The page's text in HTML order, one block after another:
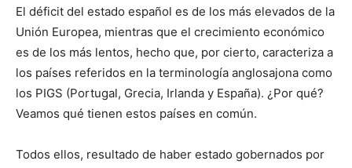
El déficit del estado español es de los más elevados de la
Unión Europea, mientras que el crecimiento económico
es de los más lentos, hecho que, por cierto, caracteriza a
los países referidos en la terminología anglosajona como
los PIGS (Portugal, Grecia, Irlanda y España). ¿Por qué?
Veamos qué tienen estos países en común.
Todos ellos, resultado de haber estado gobernados por